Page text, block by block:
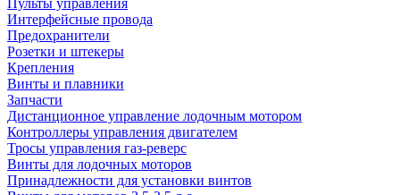
Пульты управления
Интерфейсные провода
Предохранители
Розетки и штекеры
Крепления
Винты и плавники
Запчасти
Дистанционное управление лодочным мотором
Контроллеры управления двигателем
Тросы управления газ-реверс
Винты для лодочных моторов
Принадлежности для установки винтов